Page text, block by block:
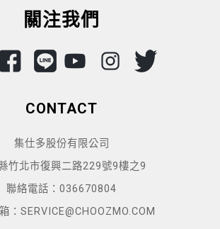
關注我們
CONTACT
集仕多股份有限公司
竹北市復興二路229號9樓之9
聯絡電話：036670804
：SERVICE@CHOOZMO.COM